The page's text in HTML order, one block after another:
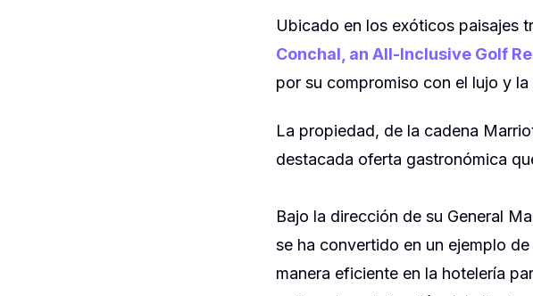
Ubicado en los exóticos paisajes
Conchal, an All-Inclusive Golf
por su compromiso con el lujo y
La propiedad, de la cadena
destacada oferta gastronómica
Bajo la dirección de su General
se ha convertido en un ejemplo
manera eficiente en la hotelería